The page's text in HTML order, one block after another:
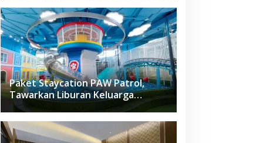
Paket Staycation PAW Patrol,
Tawarkan Liburan Keluarga
Menyenangkan Hanya di Herloom
Hotel BSD